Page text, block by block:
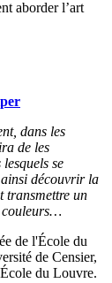
dans les
de les
se
découvrir la
transmettre un
couleurs…
de l'École du
de Censier,
du Louvre.